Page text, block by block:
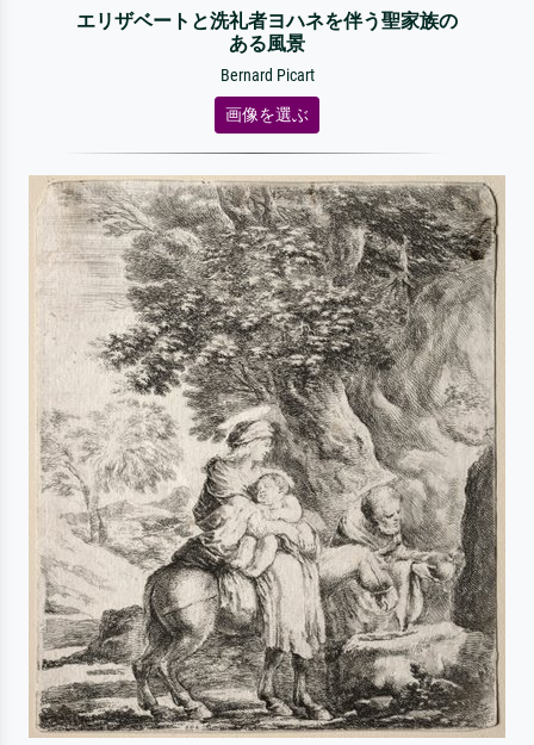
エリザベートと洗礼者ヨハネを伴う聖家族の
ある風景
Bernard Picart
画像を選ぶ